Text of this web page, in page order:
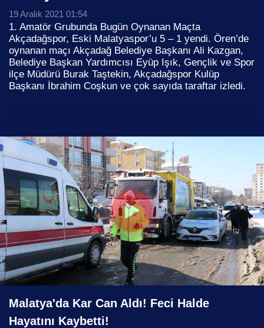
19 Aralık 2021 01:54
1. Amatör Grubunda Bugün Oynanan Maçta
Akçadağspor, Eski Malatyaspor’u 5 – 1 yendi. Ören’de
oynanan maçı Akçadağ Belediye Başkanı Ali Kazgan,
Belediye Başkan Yardımcısı Eyüp Işık, Gençlik ve Spor
ilçe Müdürü Burak Taştekin, Akçadağspor Kulüp
Başkanı İbrahim Coşkun ve çok sayıda taraftar izledi.
Yorumlar (0)
Malatya'da Kar Can Aldı! Feci Halde
Hayatını Kaybetti!